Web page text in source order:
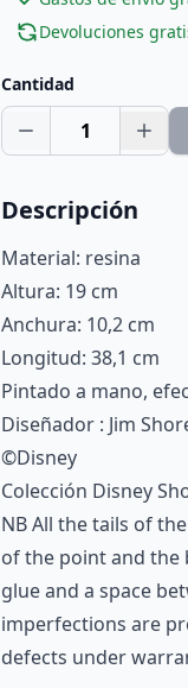
Devoluciones
Cantidad
1
Descripción
Material: resina
Altura: 19 cm
Anchura: 10,2 cm
Longitud: 38,1 cm
Pintado a mano,
Diseñador : Jim
©Disney
Colección Disney
NB All the tails of
of the point and the
glue and a space
imperfections are
defects under